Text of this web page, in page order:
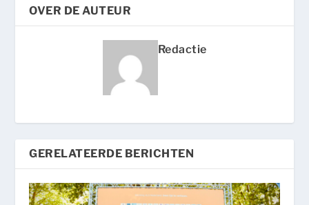
OVER DE AUTEUR
Redactie
GERELATEERDE BERICHTEN